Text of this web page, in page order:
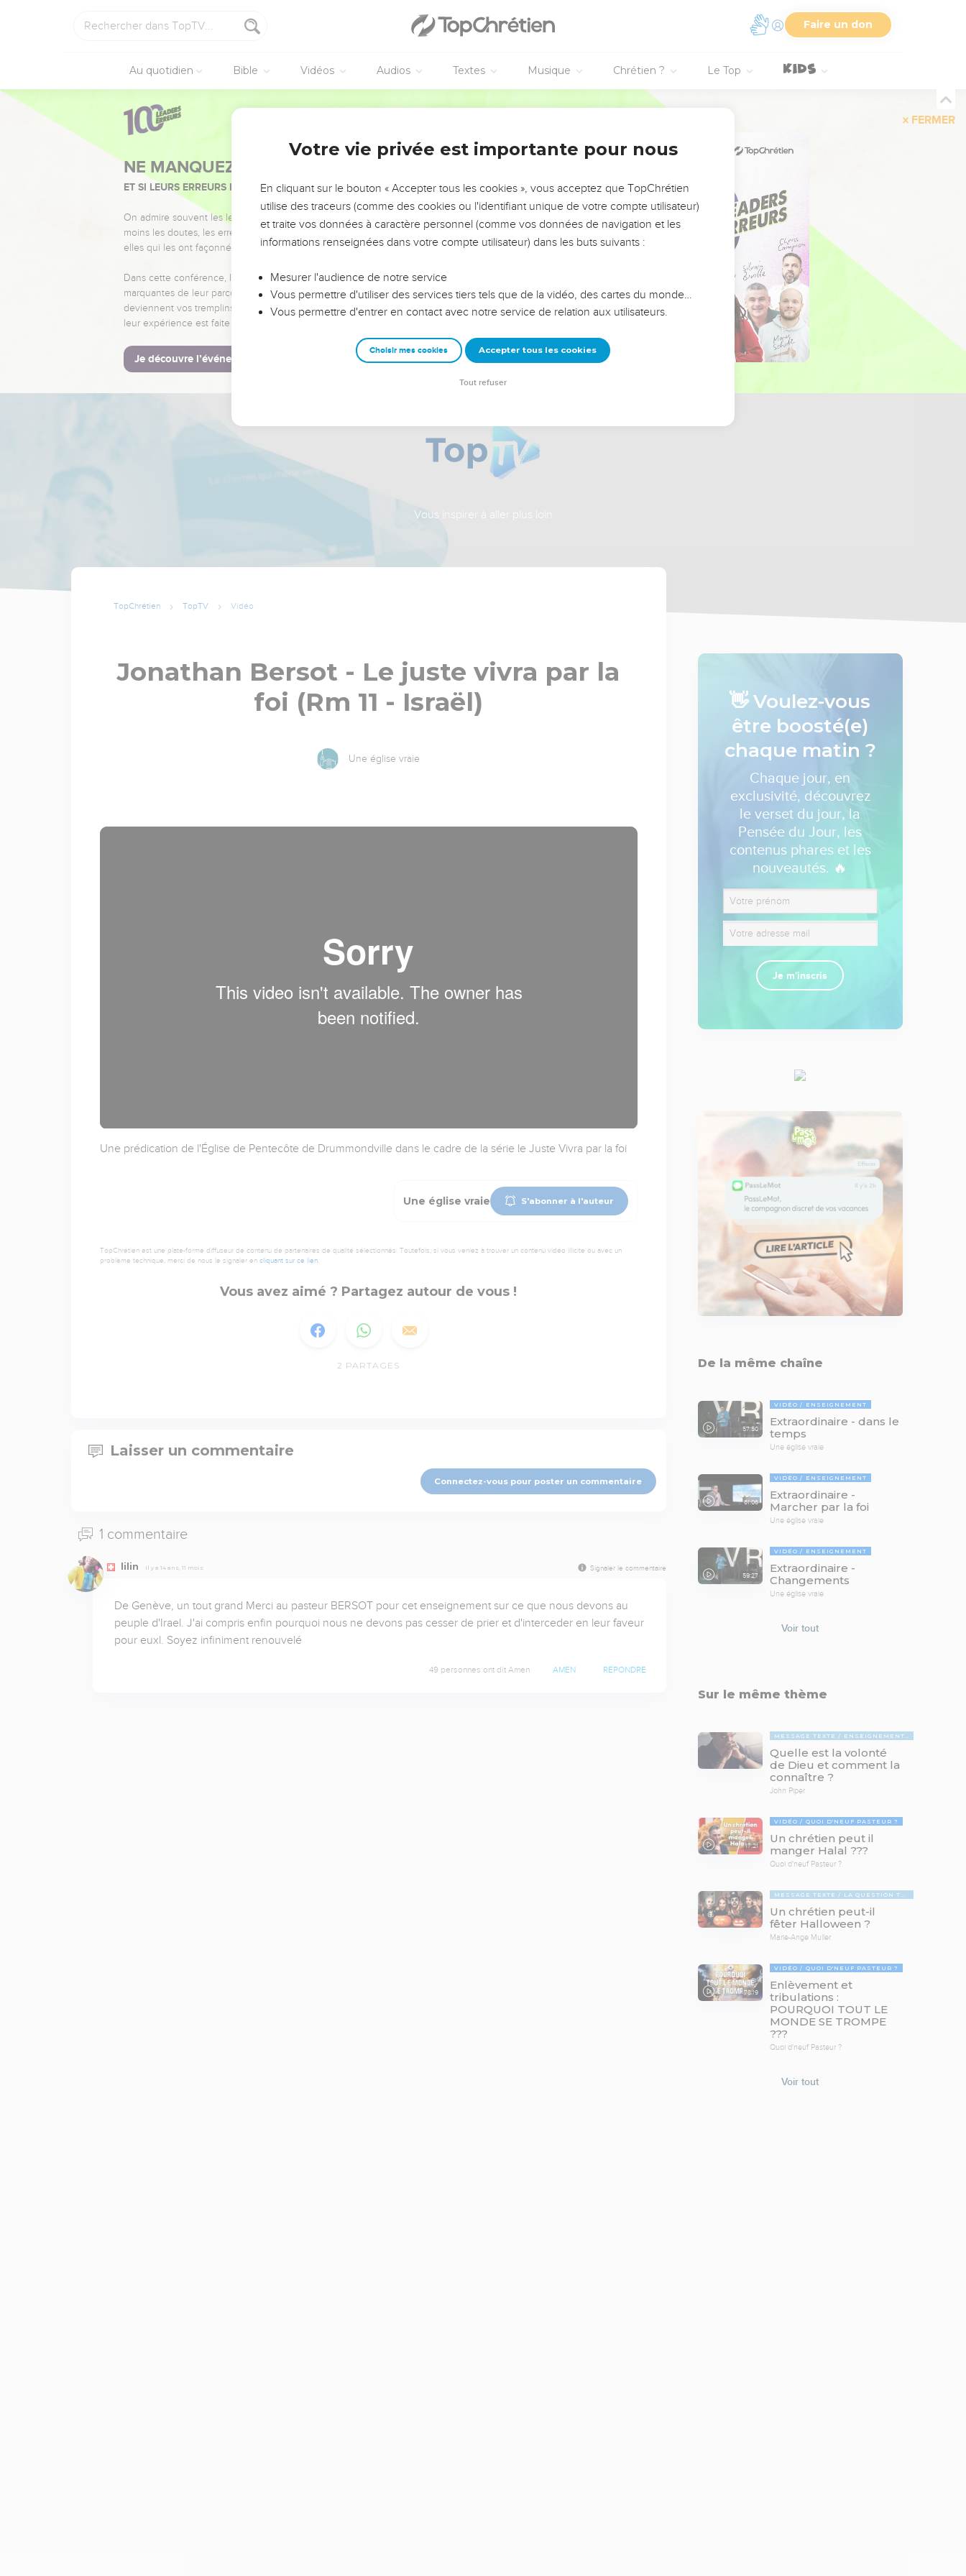
Faire un don
Au quotidien Bible Vidéos Audios Textes Musique Chrétien ? Le Top
FERMER
NE MANQUEZ PAS L’ÉVÉNEMENT DE L’ANNÉE !
ET SI LEURS ERREURS POUVAIENT VOUS ÉVITER LES VOTRES ?
On admire souvent les leaders pour leurs réussites, leur impact, leur foi ou leur vision. Mais on voit
moins les doutes, les erreurs et les saisons difficiles qu'ils ont traversés, alors même que ce sont
elles qui les ont façonnés.
Dans cette conférence, leaders, entrepreneurs, et responsables reviennent sur les erreurs
marquantes de leur parcours et les clés pour avancer avec plus de sagesse afin que leurs erreurs
deviennent vos tremplins. Que vous guidiez un ministère, une équipe, un groupe ou une famille,
leur expérience est faite pour vous.
Je découvre l’événement
Vous inspirer à aller plus loin
TopChrétien TopTV Vidéo
Jonathan Bersot - Le juste vivra par la
foi (Rm 11 - Israël)
Une église vraie
Une prédication de l'Église de Pentecôte de Drummondville dans le cadre de la série le Juste Vivra par la foi
Une église vraie S'abonner à l'auteur
TopChrétien est une plate-forme diffuseur de contenu de partenaires de qualité sélectionnés. Toutefois, si vous veniez à trouver un contenu vidéo illicite ou avec un
problème technique, merci de nous le signaler en cliquant sur ce lien.
Vous avez aimé ? Partagez autour de vous !
2 PARTAGES
Laisser un commentaire
Connectez-vous pour poster un commentaire
1 commentaire
lilin Il y a 14 ans, 11 mois Signaler le commentaire
De Genève, un tout grand Merci au pasteur BERSOT pour cet enseignement sur ce que nous devons au
peuple d'Irael. J'ai compris enfin pourquoi nous ne devons pas cesser de prier et d'interceder en leur faveur
pour euxl. Soyez infiniment renouvelé
49 personnes ont dit Amen AMEN RÉPONDRE
👋 Voulez-vous
être boosté(e)
chaque matin ?
Chaque jour, en
exclusivité, découvrez
le verset du jour, la
Pensée du Jour, les
contenus phares et les
nouveautés. 🔥
Je m'inscris
De la même chaîne
57:50
VIDÉO ENSEIGNEMENT
Extraordinaire - dans le
temps
Une église vraie
61:06
VIDÉO ENSEIGNEMENT
Extraordinaire -
Marcher par la foi
Une église vraie
59:27
VIDÉO ENSEIGNEMENT
Extraordinaire -
Changements
Une église vraie
Voir tout
Sur le même thème
MESSAGE TEXTE ENSEIGNEMENTS BIBLIQUES
Quelle est la volonté
de Dieu et comment la
connaître ?
John Piper
17:21
VIDÉO QUOI D'NEUF PASTEUR ?
Un chrétien peut il
manger Halal ???
Quoi d'neuf Pasteur ?
MESSAGE TEXTE LA QUESTION TABOUE
Un chrétien peut-il
fêter Halloween ?
Marie-Ange Muller
78:19
VIDÉO QUOI D'NEUF PASTEUR ?
Enlèvement et
tribulations :
POURQUOI TOUT LE
MONDE SE TROMPE
???
Quoi d'neuf Pasteur ?
Voir tout
Votre vie privée est importante pour nous
En cliquant sur le bouton « Accepter tous les cookies », vous acceptez que TopChrétien
utilise des traceurs (comme des cookies ou l'identifiant unique de votre compte utilisateur)
et traite vos données à caractère personnel (comme vos données de navigation et les
informations renseignées dans votre compte utilisateur) dans les buts suivants :
Mesurer l'audience de notre service
Vous permettre d'utiliser des services tiers tels que de la vidéo, des cartes du monde…
Vous permettre d'entrer en contact avec notre service de relation aux utilisateurs.
Choisir mes cookies Accepter tous les cookies
Tout refuser